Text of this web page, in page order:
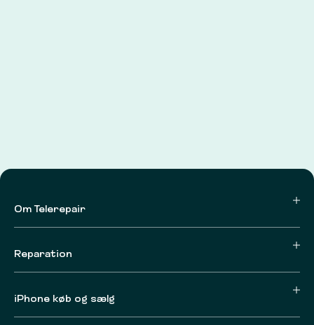
Om Telerepair
Reparation
iPhone køb og sælg